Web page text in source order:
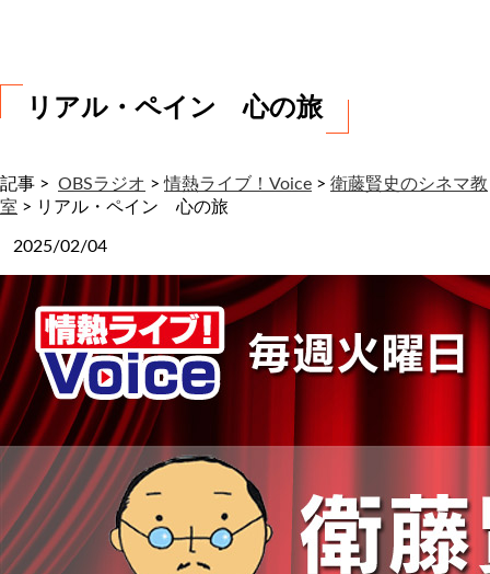
リアル・ペイン 心の旅
記事 > OBSラジオ >情熱ライブ！Voice > 衛藤賢史のシネマ教
室 > リアル・ペイン 心の旅
2025/02/04